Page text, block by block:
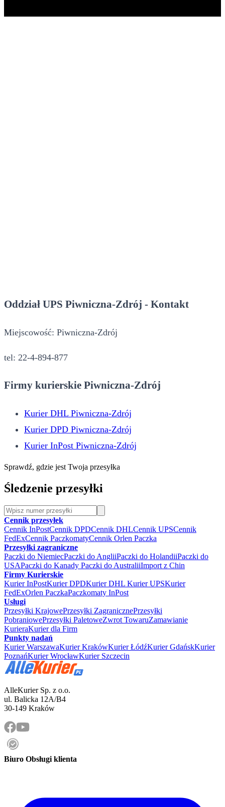
Oddział UPS Piwniczna-Zdrój - Kontakt
Miejscowość: Piwniczna-Zdrój
tel: 22-4-894-877
Firmy kurierskie Piwniczna-Zdrój
Kurier DHL Piwniczna-Zdrój
Kurier DPD Piwniczna-Zdrój
Kurier InPost Piwniczna-Zdrój
Sprawdź, gdzie jest Twoja przesyłka
Śledzenie przesyłki
Cennik przesyłek
Cennik InPostCennik DPDCennik DHLCennik UPSCennik
FedExCennik PaczkomatyCennik Orlen Paczka
Przesyłki zagraniczne
Paczki do NiemiecPaczki do AngliiPaczki do HolandiiPaczki do
USAPaczki do Kanady Paczki do AustraliiImport z Chin
Firmy Kurierskie
Kurier InPostKurier DPDKurier DHL Kurier UPSKurier
FedExOrlen PaczkaPaczkomaty InPost
Usługi
Przesyłki KrajowePrzesyłki ZagranicznePrzesyłki
PobraniowePrzesyłki PaletoweZwrot TowaruZamawianie
KurieraKurier dla Firm
Punkty nadań
Kurier WarszawaKurier KrakówKurier ŁódźKurier GdańskKurier
PoznańKurier WrocławKurier Szczecin
AlleKurier Sp. z o.o.
ul. Balicka 12A/B4
30-149 Kraków
Biuro Obsługi klienta